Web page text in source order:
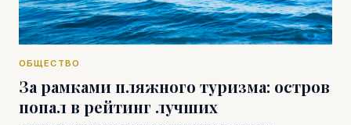
ОБЩЕСТВО
За рамками пляжного туризма: остров
попал в рейтинг лучших